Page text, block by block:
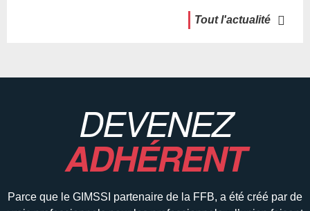
Tout l'actualité
DEVENEZ
ADHÉRENT
Parce que le GIMSSI partenaire de la FFB, a été créé par de